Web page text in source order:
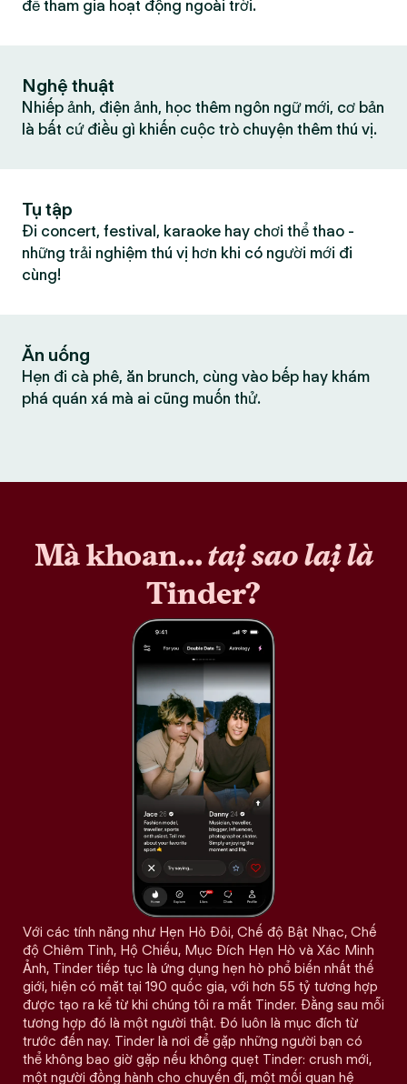
để tham gia hoạt động ngoài trời.
Nghệ thuật
Nhiếp ảnh, điện ảnh, học thêm ngôn ngữ mới, cơ bản
là bất cứ điều gì khiến cuộc trò chuyện thêm thú vị.
Tụ tập
Đi concert, festival, karaoke hay chơi thể thao -
những trải nghiệm thú vị hơn khi có người mới đi
cùng!
Ăn uống
Hẹn đi cà phê, ăn brunch, cùng vào bếp hay khám
phá quán xá mà ai cũng muốn thử.
Mà khoan…tại sao lại là
Tinder?
Với các tính năng như Hẹn Hò Đôi, Chế độ Bật Nhạc, Chế
độ Chiêm Tinh, Hộ Chiếu, Mục Đích Hẹn Hò và Xác Minh
Ảnh, Tinder tiếp tục là ứng dụng hẹn hò phổ biến nhất thế
giới, hiện có mặt tại 190 quốc gia, với hơn 55 tỷ tương hợp
được tạo ra kể từ khi chúng tôi ra mắt Tinder. Đằng sau mỗi
tương hợp đó là một người thật. Đó luôn là mục đích từ
trước đến nay. Tinder là nơi để gặp những người bạn có
thể không bao giờ gặp nếu không quẹt Tinder: crush mới,
một người đồng hành cho chuyến đi, một mối quan hệ